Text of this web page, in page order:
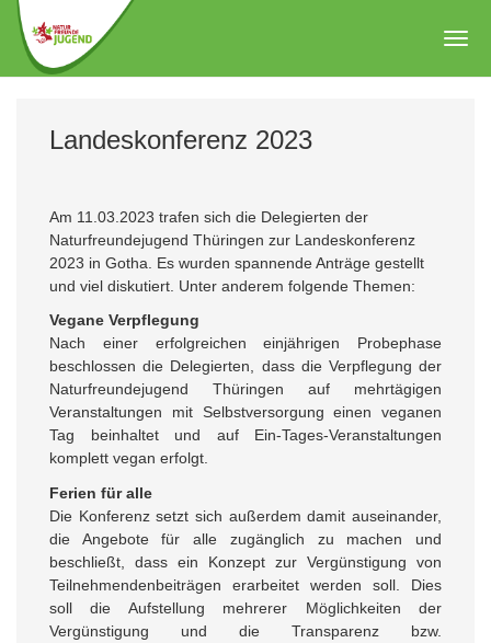
Zum
Hauptinhalt
springen
Landeskonferenz 2023
Am 11.03.2023 trafen sich die Delegierten der
Naturfreundejugend Thüringen zur Landeskonferenz
2023 in Gotha. Es wurden spannende Anträge gestellt
und viel diskutiert. Unter anderem folgende Themen:
Vegane Verpflegung
Nach einer erfolgreichen einjährigen Probephase
beschlossen die Delegierten, dass die Verpflegung der
Naturfreundejugend Thüringen auf mehrtägigen
Veranstaltungen mit Selbstversorgung einen veganen
Tag beinhaltet und auf Ein-Tages-Veranstaltungen
komplett vegan erfolgt.
Ferien für alle
Die Konferenz setzt sich außerdem damit auseinander,
die Angebote für alle zugänglich zu machen und
beschließt, dass ein Konzept zur Vergünstigung von
Teilnehmendenbeiträgen erarbeitet werden soll. Dies
soll die Aufstellung mehrerer Möglichkeiten der
Vergünstigung und die Transparenz bzw.